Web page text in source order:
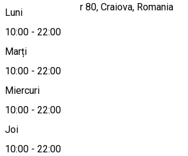
Luni
10:00 - 22:00
Marți
10:00 - 22:00
Miercuri
10:00 - 22:00
Joi
10:00 - 22:00
Calea București, nr 80, Craiova, Romania
Hartă